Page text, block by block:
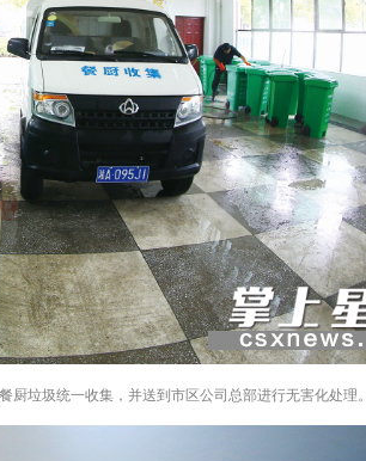
厨垃圾统一收集，并送到市区公司总部进行无害化处理